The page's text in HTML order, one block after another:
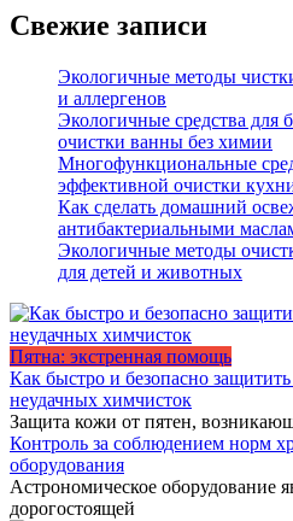
Свежие записи
Экологичные методы
и аллергенов
Экологичные средства для
очистки ванны без химии
Многофункциональные
эффективной очистки
Как сделать домашний
антибактериальными
Экологичные методы
для детей и животных
Пятна: экстренная помощь
Как быстро и безопасно
неудачных химчисток
Защита кожи от пятен,
Контроль за соблюдением норм
оборудования
Астрономическое оборудование
дорогостоящей